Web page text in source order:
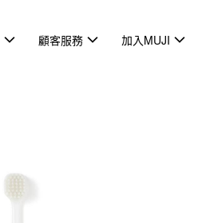
顧客服務 加入MUJI